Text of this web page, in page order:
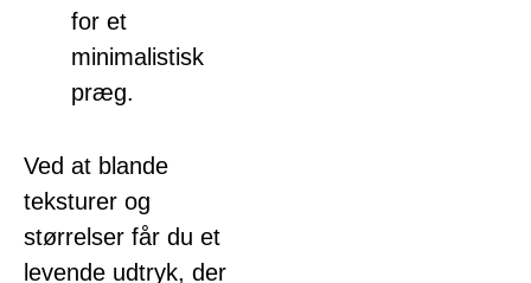
for et
minimalistisk
præg.
Ved at blande
teksturer og
størrelser får du et
levende udtryk, der